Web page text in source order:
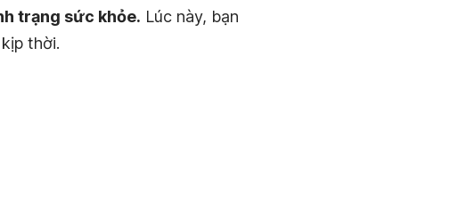
trạng sức khỏe. Lúc này, bạn
thời.